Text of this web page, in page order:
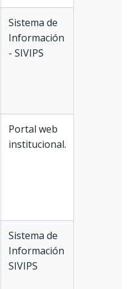
Sistema de
Información
- SIVIPS
Portal web
institucional.
Sistema de
Información
SIVIPS